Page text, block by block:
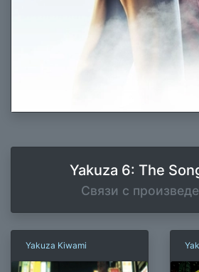
Yakuza 6: The
Связи с
Yakuza Kiwami